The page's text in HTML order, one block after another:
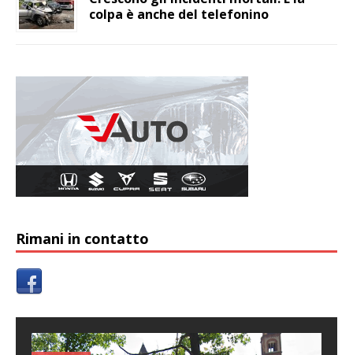
colpa è anche del telefonino
Rimani in contatto